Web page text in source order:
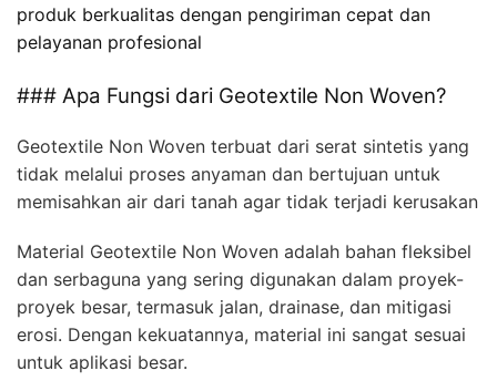
produk berkualitas dengan pengiriman cepat dan
pelayanan profesional
### Apa Fungsi dari Geotextile Non Woven?
Geotextile Non Woven terbuat dari serat sintetis yang
tidak melalui proses anyaman dan bertujuan untuk
memisahkan air dari tanah agar tidak terjadi kerusakan
Material Geotextile Non Woven adalah bahan fleksibel
dan serbaguna yang sering digunakan dalam proyek-
proyek besar, termasuk jalan, drainase, dan mitigasi
erosi. Dengan kekuatannya, material ini sangat sesuai
untuk aplikasi besar.